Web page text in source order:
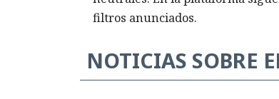
filtros anunciados.
NOTICIAS SOBRE